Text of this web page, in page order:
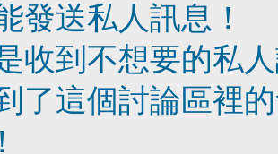
發送私人訊息！
收到不想要的私
了這個討論區裡